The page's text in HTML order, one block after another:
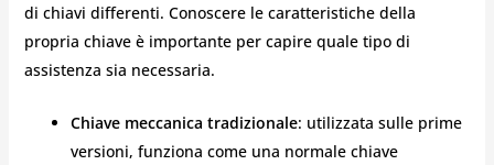
di chiavi differenti. Conoscere le caratteristiche della
propria chiave è importante per capire quale tipo di
assistenza sia necessaria.
Chiave meccanica tradizionale: utilizzata sulle prime
versioni, funziona come una normale chiave